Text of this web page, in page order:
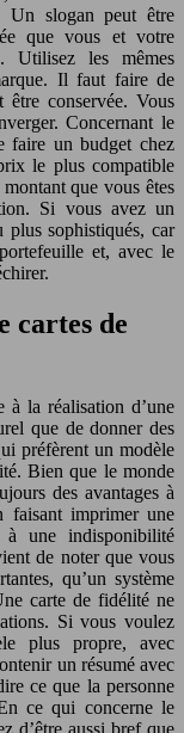
Un slogan peut être
que vous et votre
Utilisez les mêmes
Il faut faire de
conservée. Vous
Concernant le
faire un budget chez
le plus compatible
que vous êtes
Si vous avez un
plus sophistiqués, car
et, avec le
cartes de
à la réalisation d’une
que de donner des
préfèrent un modèle
Bien que le monde
des avantages à
faisant imprimer une
à une indisponibilité
de noter que vous
qu’un système
carte de fidélité ne
Si vous voulez
plus propre, avec
un résumé avec
ce que la personne
ce qui concerne le
d’être aussi bref que